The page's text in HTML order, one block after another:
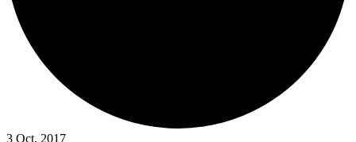
3 Oct, 2017